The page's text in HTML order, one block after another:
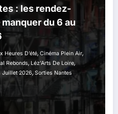
: les rendez-
du 6 au
Heures D’été, Cinéma Plein Air,
Rebonds, Léz’Arts De Loire,
Juillet 2026, Sorties Nantes